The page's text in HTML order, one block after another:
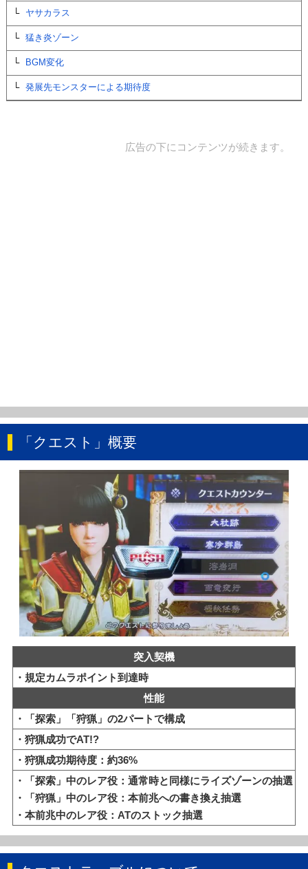
ヤサカラス
猛き炎ゾーン
BGM変化
発展先モンスターによる期待度
広告の下にコンテンツが続きます。
「クエスト」概要
突入契機
・規定カムラポイント到達時
性能
・「探索」「狩猟」の2パートで構成
・狩猟成功でAT!?
・狩猟成功期待度：約36%
・「探索」中のレア役：通常時と同様にライズゾーンの抽選
・「狩猟」中のレア役：本前兆への書き換え抽選
・本前兆中のレア役：ATのストック抽選